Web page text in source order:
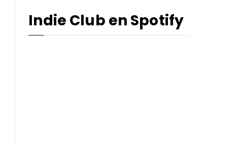
Indie Club en Spotify